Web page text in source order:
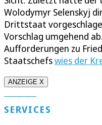
Wolodymyr Selenskyj
Drittstaat
Vorschlag umgehend
Aufforderungen zu
Staatschefswies der
ANZEIGE X
SERVICES